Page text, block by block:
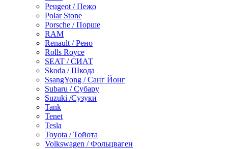
Peugeot / Пежо
Polar Stone
Porsche / Порше
RAM
Renault / Рено
Rolls Royce
SEAT / СИАТ
Skoda / Шкода
SsangYong / Санг Йонг
Subaru / Субару
Suzuki /Сузуки
Tank
Tenet
Tesla
Toyota / Тойота
Volkswagen / Фольцваген